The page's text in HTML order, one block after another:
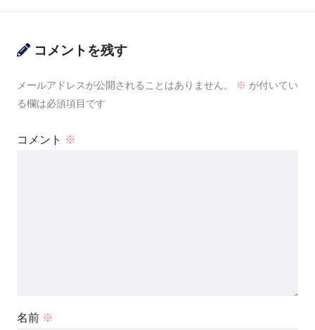
コメントを残す
メールアドレスが公開されることはありません。 ※ が付いてい
る欄は必須項目です
コメント ※
名前 ※